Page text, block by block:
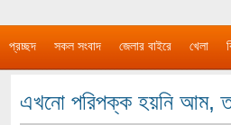
প্রচ্ছদ সকল সংবাদ জেলার বাইরে খেলা
এখনো পরিপক্ক হয়নি আম, তাই